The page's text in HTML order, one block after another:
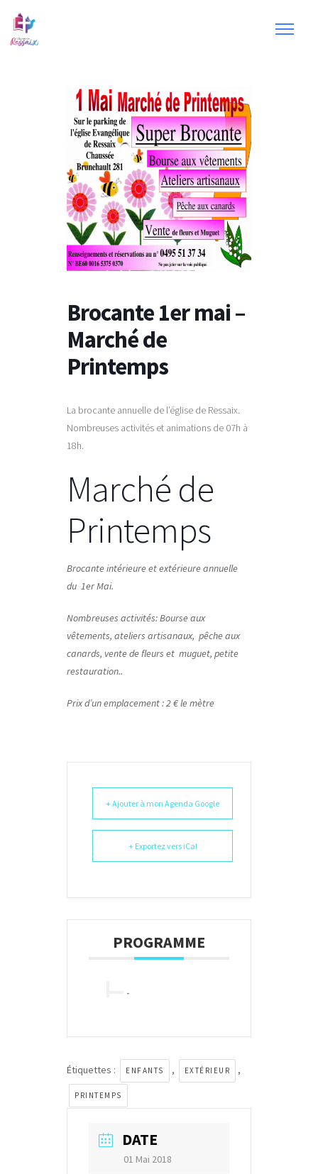
Brocante 1er mai –
Marché de
Printemps
La brocante annuelle de l’église de Ressaix.
Nombreuses activités et animations de 07h à
18h.
Marché de
Printemps
Brocante intérieure et extérieure annuelle
du 1er Mai.
Nombreuses activités: Bourse aux
vêtements, ateliers artisanaux, pêche aux
canards, vente de fleurs et muguet, petite
restauration..
Prix d’un emplacement : 2 € le mètre
+ Ajouter à mon Agenda Google
+ Exportez vers iCal
PROGRAMME
-
Étiquettes : ENFANTS , EXTÉRIEUR ,
PRINTEMPS
DATE
01 Mai 2018